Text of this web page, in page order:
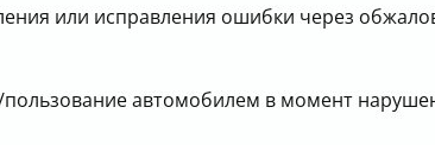
или исправления ошибки через
автомобилем в момент